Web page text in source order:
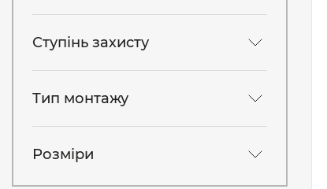
Ступінь захисту
Тип монтажу
Розміри